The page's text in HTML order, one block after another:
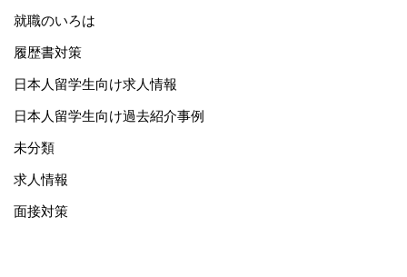
就職のいろは
履歴書対策
日本人留学生向け求人情報
日本人留学生向け過去紹介事例
未分類
求人情報
面接対策